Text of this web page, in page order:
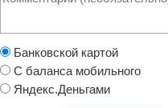
Банковской картой
С баланса мобильного
Яндекс.Деньгами